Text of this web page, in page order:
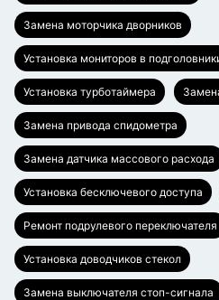
Замена моторчика дворников
Установка мониторов в
Установка турботаймера
Замена привода спидометра
Замена датчика массового расхода
Установка бесключевого доступа
Ремонт подрулевого переключателя
Установка доводчиков стекол
Замена выключателя стоп-сигнала